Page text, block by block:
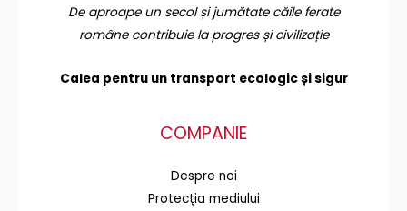
De aproape un secol și jumătate căile ferate
române contribuie la progres și civilizație
Calea pentru un transport ecologic și sigur
COMPANIE
Despre noi
Protecţia mediului